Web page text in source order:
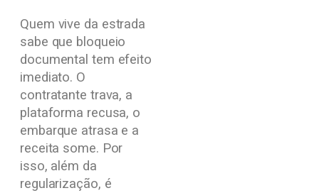
Quem vive da estrada
sabe que bloqueio
documental tem efeito
imediato. O
contratante trava, a
plataforma recusa, o
embarque atrasa e a
receita some. Por
isso, além da
regularização, é